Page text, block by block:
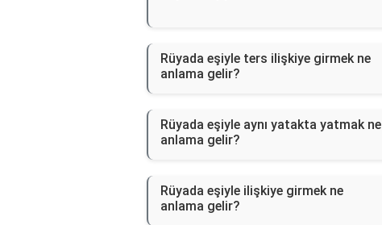
Rüyada eşiyle ters ilişkiye girmek ne
anlama gelir?
Rüyada eşiyle aynı yatakta yatmak ne
anlama gelir?
Rüyada eşiyle ilişkiye girmek ne
anlama gelir?